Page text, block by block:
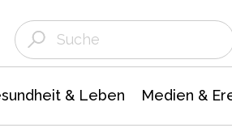
& Leben Medien &